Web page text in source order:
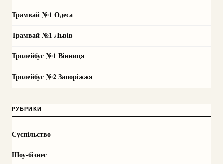
Трамвай №1 Одеса
Трамвай №1 Львів
Тролейбус №1 Вінниця
Тролейбус №2 Запоріжжя
РУБРИКИ
Суспільство
Шоу-бізнес